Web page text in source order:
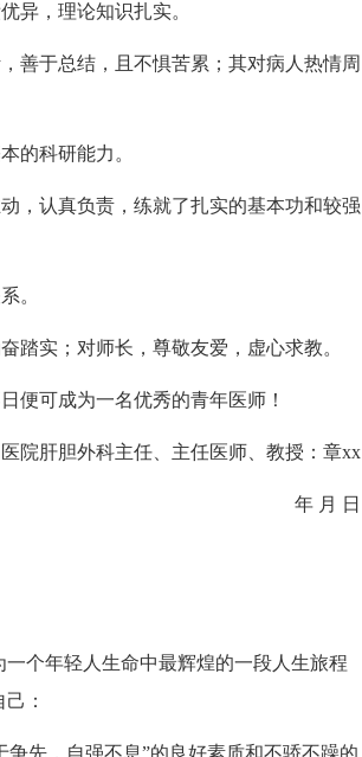
，理论知识扎实。
于总结，且不惧苦累；其对病人热情周
的科研能力。
认真负责，练就了扎实的基本功和较强
。
实；对师长，尊敬友爱，虚心求教。
可成为一名优秀的青年医师！
肝胆外科主任、主任医师、教授：章xx
年 月 日
个年轻人生命中最辉煌的一段人生旅程
：
先，自强不息”的良好素质和不骄不躁的